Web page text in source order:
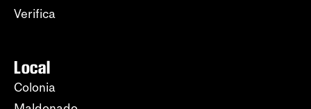
Verifica
Local
Colonia